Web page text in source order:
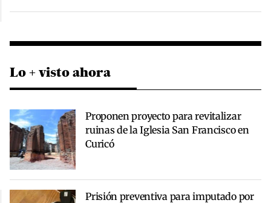
Lo + visto ahora
Proponen proyecto para revitalizar
ruinas de la Iglesia San Francisco en
Curicó
Prisión preventiva para imputado por